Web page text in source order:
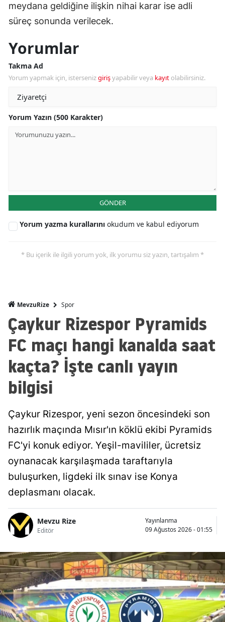
meydana geldiğine ilişkin nihai karar ise adli
süreç sonunda verilecek.
Yorumlar
Takma Ad
Yorum yapmak için, istersenizgirişyapabilir veya kayıt olabilirsiniz.
Yorum Yazın (500 Karakter)
GÖNDER
Yorum yazma kurallarını okudum ve kabul ediyorum
* Bu içerik ile ilgili yorum yok, ilk yorumu siz yazın, tartışalım *
MevzuRize Spor
Çaykur Rizespor Pyramids
FC maçı hangi kanalda saat
kaçta? İşte canlı yayın
bilgisi
Çaykur Rizespor, yeni sezon öncesindeki son
hazırlık maçında Mısır'ın köklü ekibi Pyramids
FC'yi konuk ediyor. Yeşil-mavililer, ücretsiz
oynanacak karşılaşmada taraftarıyla
buluşurken, ligdeki ilk sınav ise Konya
deplasmanı olacak.
Mevzu Rize
Editör
Yayınlanma
09 Ağustos 2026 - 01:55